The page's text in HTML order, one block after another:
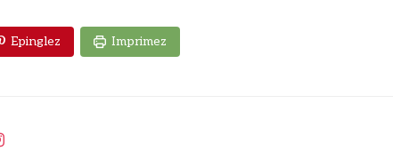
Epinglez Imprimez